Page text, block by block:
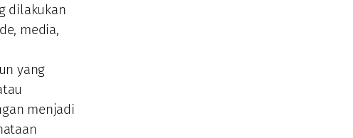
dilakukan
media,
yang
menjadi